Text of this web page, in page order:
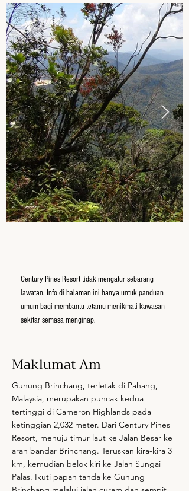
Century Pines Resort tidak mengatur sebarang
lawatan. Info di halaman ini hanya untuk panduan
umum bagi membantu tetamu menikmati kawasan
sekitar semasa menginap.
Maklumat Am
Gunung Brinchang, terletak di Pahang,
Malaysia, merupakan puncak kedua
tertinggi di Cameron Highlands pada
ketinggian 2,032 meter. Dari Century Pines
Resort, menuju timur laut ke Jalan Besar ke
arah bandar Brinchang. Teruskan kira-kira 3
km, kemudian belok kiri ke Jalan Sungai
Palas. Ikuti papan tanda ke Gunung